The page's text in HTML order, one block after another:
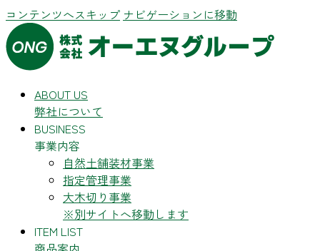
コンテンツへスキップ ナビゲーションに移動
ABOUT US
弊社について
BUSINESS
事業内容
自然土舗装材事業
指定管理事業
大木切り事業
※別サイトへ移動します
ITEM LIST